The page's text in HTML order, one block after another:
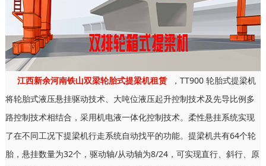
江西新余河南铁山双梁轮胎式提梁机租赁
，TT900 轮胎式提梁机
将轮胎式液压悬挂驱动技术、大吨位液压起升控制技术及先导比例多
路控制技术相结合，采用机电液一体化控制技术。柔性悬挂系统实现
了在不同工况下提梁机行走系统自动找平的功能。提梁机共有64个轮
胎，悬挂数量为32个，驱动轴/从动轴为8/24，可实现直行、斜行、原